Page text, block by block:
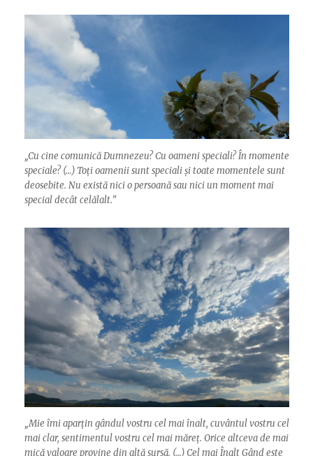
„Cu cine comunică Dumnezeu? Cu oameni speciali? În momente
speciale? (…) Toți oamenii sunt speciali și toate momentele sunt
deosebite. Nu există nici o persoană sau nici un moment mai
special decât celălalt.”
„Mie îmi aparțin gândul vostru cel mai înalt, cuvântul vostru cel
mai clar, sentimentul vostru cel mai măreț. Orice altceva de mai
mică valoare provine din altă sursă. (…) Cel mai Înalt Gând este